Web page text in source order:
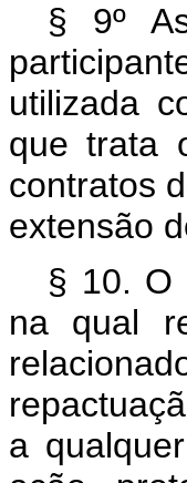
§ 9º
utilizada
que trata
contratos
extensão
§ 10. O
na qual
a